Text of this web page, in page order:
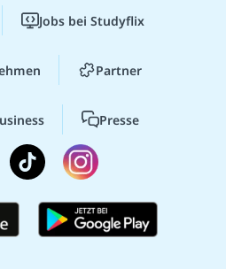
Jobs bei Studyflix
Partner
Presse